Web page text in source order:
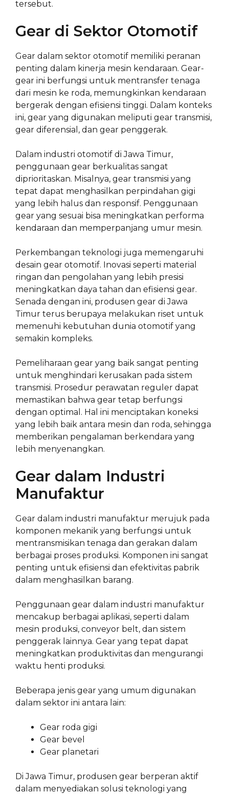
tersebut.
Gear di Sektor Otomotif
Gear dalam sektor otomotif memiliki peranan
penting dalam kinerja mesin kendaraan. Gear-
gear ini berfungsi untuk mentransfer tenaga
dari mesin ke roda, memungkinkan kendaraan
bergerak dengan efisiensi tinggi. Dalam konteks
ini, gear yang digunakan meliputi gear transmisi,
gear diferensial, dan gear penggerak.
Dalam industri otomotif di Jawa Timur,
penggunaan gear berkualitas sangat
diprioritaskan. Misalnya, gear transmisi yang
tepat dapat menghasilkan perpindahan gigi
yang lebih halus dan responsif. Penggunaan
gear yang sesuai bisa meningkatkan performa
kendaraan dan memperpanjang umur mesin.
Perkembangan teknologi juga memengaruhi
desain gear otomotif. Inovasi seperti material
ringan dan pengolahan yang lebih presisi
meningkatkan daya tahan dan efisiensi gear.
Senada dengan ini, produsen gear di Jawa
Timur terus berupaya melakukan riset untuk
memenuhi kebutuhan dunia otomotif yang
semakin kompleks.
Pemeliharaan gear yang baik sangat penting
untuk menghindari kerusakan pada sistem
transmisi. Prosedur perawatan reguler dapat
memastikan bahwa gear tetap berfungsi
dengan optimal. Hal ini menciptakan koneksi
yang lebih baik antara mesin dan roda, sehingga
memberikan pengalaman berkendara yang
lebih menyenangkan.
Gear dalam Industri
Manufaktur
Gear dalam industri manufaktur merujuk pada
komponen mekanik yang berfungsi untuk
mentransmisikan tenaga dan gerakan dalam
berbagai proses produksi. Komponen ini sangat
penting untuk efisiensi dan efektivitas pabrik
dalam menghasilkan barang.
Penggunaan gear dalam industri manufaktur
mencakup berbagai aplikasi, seperti dalam
mesin produksi, conveyor belt, dan sistem
penggerak lainnya. Gear yang tepat dapat
meningkatkan produktivitas dan mengurangi
waktu henti produksi.
Beberapa jenis gear yang umum digunakan
dalam sektor ini antara lain:
Gear roda gigi
Gear bevel
Gear planetari
Di Jawa Timur, produsen gear berperan aktif
dalam menyediakan solusi teknologi yang